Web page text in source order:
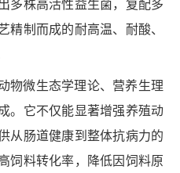
多株高活性益生菌，复配多
精制而成的耐高温、耐酸、
物微生态学理论、营养生理
。它不仅能显著增强养殖动
从肠道健康到整体抗病力的
饲料转化率，降低因饲料原